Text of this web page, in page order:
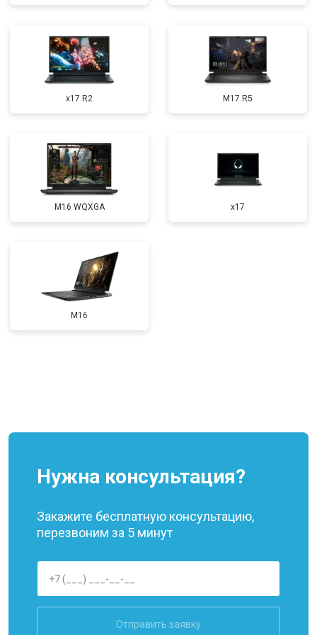
Замена оперативной памяти от 1100 ₽ Заказать
Прошивка BIOS от 1500 ₽ Заказать
Замена северного моста от 3500 ₽
x17 R2 M17 R5
M16 WQXGA x17
M16
Нужна консультация?
Закажите бесплатную консультацию,
перезвоним за 5 минут
Отправить заявку